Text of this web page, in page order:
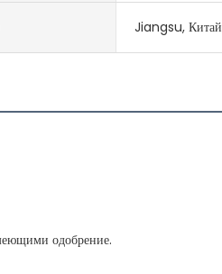
Jiangsu, Китай